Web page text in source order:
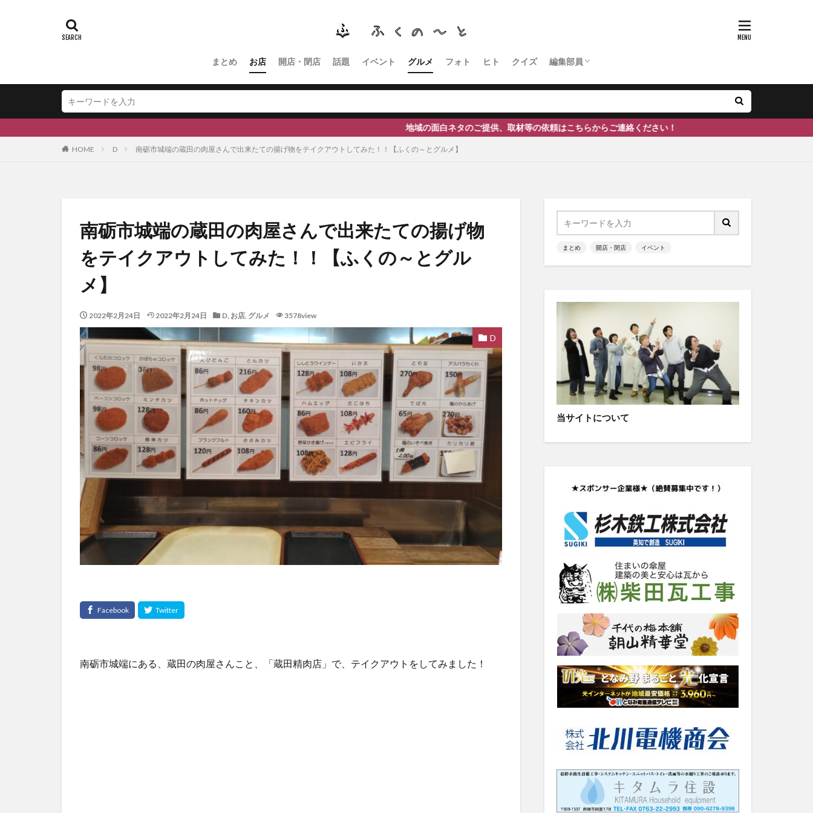
まとめ お店 開店・閉店 話題 イベント グルメ フォト ヒト クイズ 編集部員
D
ひーちゃん
ふーちゃん
まぶりー
つぶ
かのぴ
編集長
あいあん
ケン
ぽん
地域の面白ネタのご提供、取材等の依頼はこちらからご連絡ください！
HOME D 南砺市城端の蔵田の肉屋さんで出来たての揚げ物をテイクアウトしてみた！！【ふくの～とグルメ】
南砺市城端の蔵田の肉屋さんで出来たての揚げ物
をテイクアウトしてみた！！【ふくの～とグル
メ】
2022年2月24日 2022年2月24日 D, お店, グルメ 3578view
D
南砺市城端にある、蔵田の肉屋さんこと、「蔵田精肉店」で、テイクアウトをしてみました！
まとめ 開店・閉店 イベント
当サイトについて
ふくのーと ひーちゃん IOXアローザ